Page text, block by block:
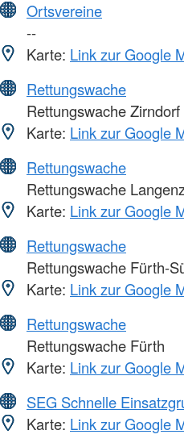
Ortsvereine
--
Karte: Link zur Google
Rettungswache
Rettungswache Zirndorf
Karte: Link zur Google
Rettungswache
Rettungswache
Karte: Link zur Google
Rettungswache
Rettungswache Fürth-
Karte: Link zur Google
Rettungswache
Rettungswache Fürth
Karte: Link zur Google
SEG Schnelle
Karte: Link zur Google